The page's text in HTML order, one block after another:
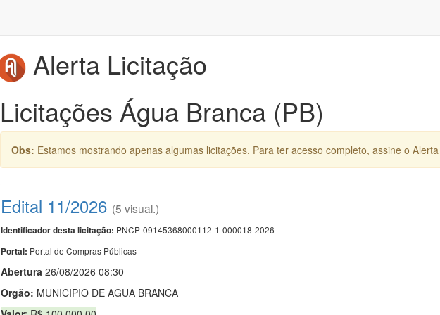
Alerta Licitação
Licitações Água Branca (PB)
Obs: Estamos mostrando apenas algumas licitações. Para ter acesso completo, assine o
Edital 11/2026 (5 visual.)
Identificador desta licitação: PNCP-09145368000112-1-000018-2026
Portal: Portal de Compras Públicas
Abertura 26/08/2026 08:30
Orgão: MUNICIPIO DE AGUA BRANCA